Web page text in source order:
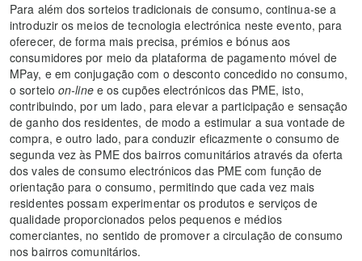
Para além dos sorteios tradicionais de consumo, continua-se a
introduzir os meios de tecnologia electrónica neste evento, para
oferecer, de forma mais precisa, prémios e bónus aos
consumidores por meio da plataforma de pagamento móvel de
MPay, e em conjugação com o desconto concedido no consumo,
o sorteio on-linee os cupões electrónicos das PME, isto,
contribuindo, por um lado, para elevar a participação e sensação
de ganho dos residentes, de modo a estimular a sua vontade de
compra, e outro lado, para conduzir eficazmente o consumo de
segunda vez às PME dos bairros comunitários através da oferta
dos vales de consumo electrónicos das PME com função de
orientação para o consumo, permitindo que cada vez mais
residentes possam experimentar os produtos e serviços de
qualidade proporcionados pelos pequenos e médios
comerciantes, no sentido de promover a circulação de consumo
nos bairros comunitários.